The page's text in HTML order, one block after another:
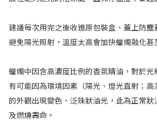
建議每次用完之後收進原包裝盒、蓋上防
避免陽光照射，溫度太高會加快蠟燭融化甚
蠟燭中因含高濃度比例的香氛精油，對於光
有可能因為環境因素（陽光、燈光直射；
的外觀出現變色、泛珠狀油光，此為正常
及燃燒壽命。